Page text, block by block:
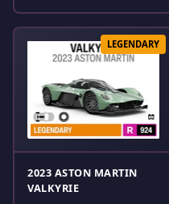
LEGENDARY
2023 ASTON MARTIN
VALKYRIE